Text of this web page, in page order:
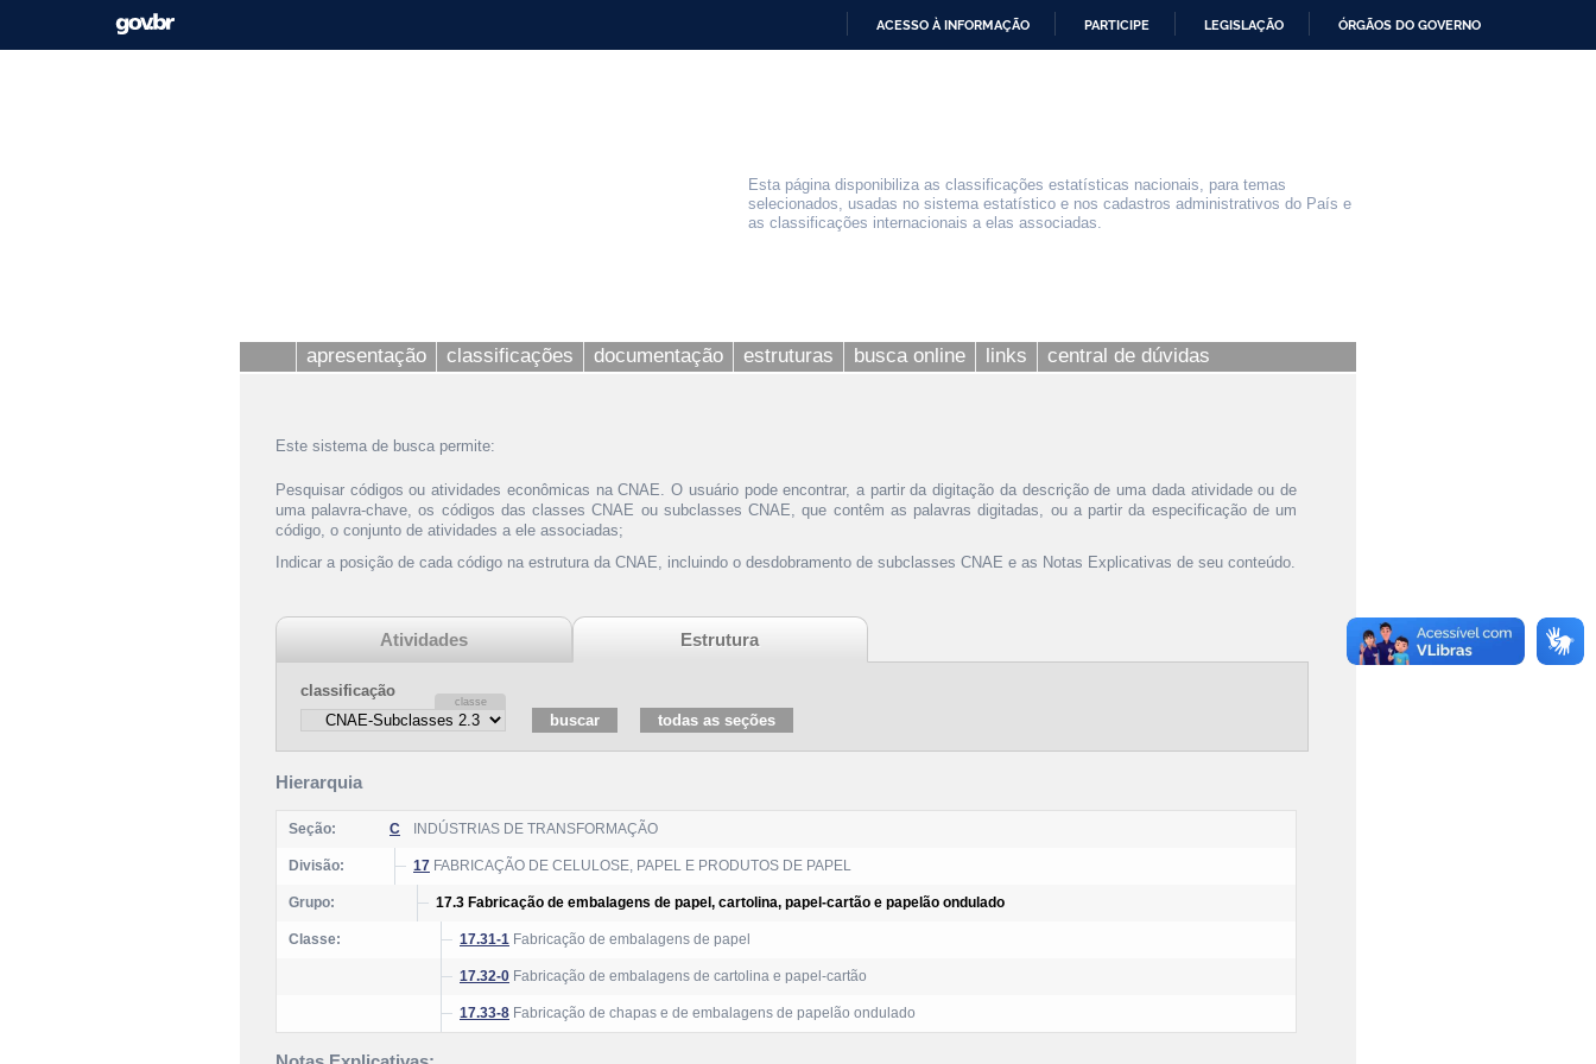
ACESSO À INFORMAÇÃO PARTICIPE LEGISLAÇÃO ÓRGÃOS DO GOVERNO
Esta página disponibiliza as classificações estatísticas nacionais, para temas
selecionados, usadas no sistema estatístico e nos cadastros administrativos do País e
as classificações internacionais a elas associadas.
apresentação classificações documentação estruturas busca online links central de dúvidas
Este sistema de busca permite:
Pesquisar códigos ou atividades econômicas na CNAE. O usuário pode encontrar, a partir da digitação da descrição de uma dada atividade ou de
uma palavra-chave, os códigos das classes CNAE ou subclasses CNAE, que contêm as palavras digitadas, ou a partir da especificação de um
código, o conjunto de atividades a ele associadas;
Indicar a posição de cada código na estrutura da CNAE, incluindo o desdobramento de subclasses CNAE e as Notas Explicativas de seu conteúdo.
Atividades Estrutura
classificação
Hierarquia
Seção: C INDÚSTRIAS DE TRANSFORMAÇÃO
Divisão: 17 FABRICAÇÃO DE CELULOSE, PAPEL E PRODUTOS DE PAPEL
Grupo: 17.3 Fabricação de embalagens de papel, cartolina, papel-cartão e papelão ondulado
Classe: 17.31-1 Fabricação de embalagens de papel
17.32-0 Fabricação de embalagens de cartolina e papel-cartão
17.33-8 Fabricação de chapas e de embalagens de papelão ondulado